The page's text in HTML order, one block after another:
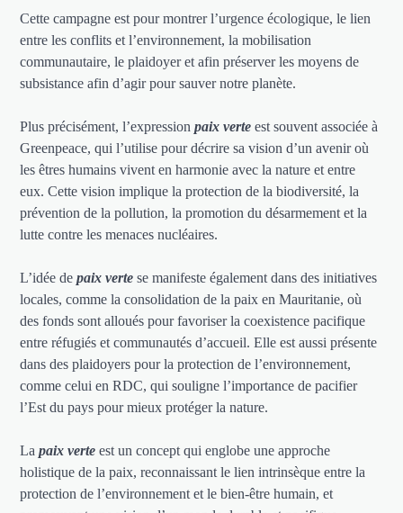
Cette campagne est pour montrer l’urgence écologique, le lien
entre les conflits et l’environnement, la mobilisation
communautaire, le plaidoyer et afin préserver les moyens de
subsistance afin d’agir pour sauver notre planète.
Plus précisément, l’expressionpaix verte est souvent associée à
Greenpeace, qui l’utilise pour décrire sa vision d’un avenir où
les êtres humains vivent en harmonie avec la nature et entre
eux. Cette vision implique la protection de la biodiversité, la
prévention de la pollution, la promotion du désarmement et la
lutte contre les menaces nucléaires.
L’idée depaix verte se manifeste également dans des initiatives
locales, comme la consolidation de la paix en Mauritanie, où
des fonds sont alloués pour favoriser la coexistence pacifique
entre réfugiés et communautés d’accueil. Elle est aussi présente
dans des plaidoyers pour la protection de l’environnement,
comme celui en RDC, qui souligne l’importance de pacifier
l’Est du pays pour mieux protéger la nature.
Lapaix verte est un concept qui englobe une approche
holistique de la paix, reconnaissant le lien intrinsèque entre la
protection de l’environnement et le bien-être humain, et